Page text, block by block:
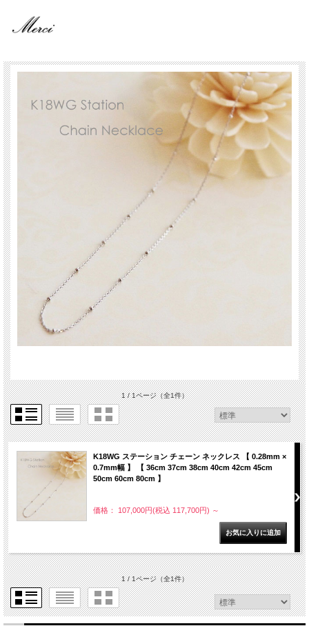
1 / 1ページ（全1件）
K18WG ステーション チェーン ネックレス 【 0.28mm ×
0.7mm幅 】 【 36cm 37cm 38cm 40cm 42cm 45cm
50cm 60cm 80cm 】
価格： 107,000円(税込 117,700円) ～
1 / 1ページ（全1件）